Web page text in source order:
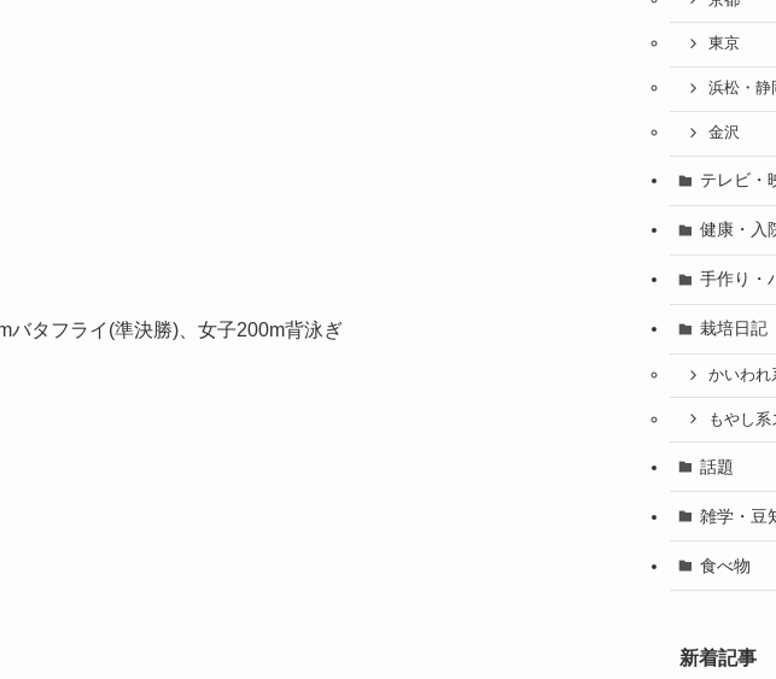
バタフライ(準決勝)、女子200m背泳ぎ
東京
浜松・静
金沢
テレビ・
健康・入
手作り・
栽培日記
かいわれ
もやし系
話題
雑学・豆
食べ物
新着記事